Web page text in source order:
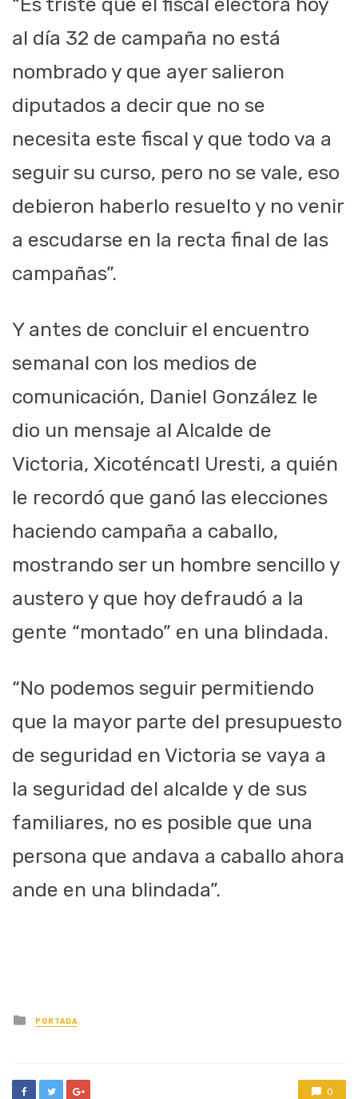
“Es triste que el fiscal electora hoy
al día 32 de campaña no está
nombrado y que ayer salieron
diputados a decir que no se
necesita este fiscal y que todo va a
seguir su curso, pero no se vale, eso
debieron haberlo resuelto y no venir
a escudarse en la recta final de las
campañas”.
Y antes de concluir el encuentro
semanal con los medios de
comunicación, Daniel González le
dio un mensaje al Alcalde de
Victoria, Xicoténcatl Uresti, a quién
le recordó que ganó las elecciones
haciendo campaña a caballo,
mostrando ser un hombre sencillo y
austero y que hoy defraudó a la
gente “montado” en una blindada.
“No podemos seguir permitiendo
que la mayor parte del presupuesto
de seguridad en Victoria se vaya a
la seguridad del alcalde y de sus
familiares, no es posible que una
persona que andava a caballo ahora
ande en una blindada”.
Posted
in
PORTADA
0